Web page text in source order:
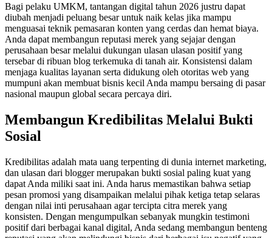
Bagi pelaku UMKM, tantangan digital tahun 2026 justru dapat
diubah menjadi peluang besar untuk naik kelas jika mampu
menguasai teknik pemasaran konten yang cerdas dan hemat biaya.
Anda dapat membangun reputasi merek yang sejajar dengan
perusahaan besar melalui dukungan ulasan ulasan positif yang
tersebar di ribuan blog terkemuka di tanah air. Konsistensi dalam
menjaga kualitas layanan serta didukung oleh otoritas web yang
mumpuni akan membuat bisnis kecil Anda mampu bersaing di pasar
nasional maupun global secara percaya diri.
Membangun Kredibilitas Melalui Bukti
Sosial
Kredibilitas adalah mata uang terpenting di dunia internet marketing,
dan ulasan dari blogger merupakan bukti sosial paling kuat yang
dapat Anda miliki saat ini. Anda harus memastikan bahwa setiap
pesan promosi yang disampaikan melalui pihak ketiga tetap selaras
dengan nilai inti perusahaan agar tercipta citra merek yang
konsisten. Dengan mengumpulkan sebanyak mungkin testimoni
positif dari berbagai kanal digital, Anda sedang membangun benteng